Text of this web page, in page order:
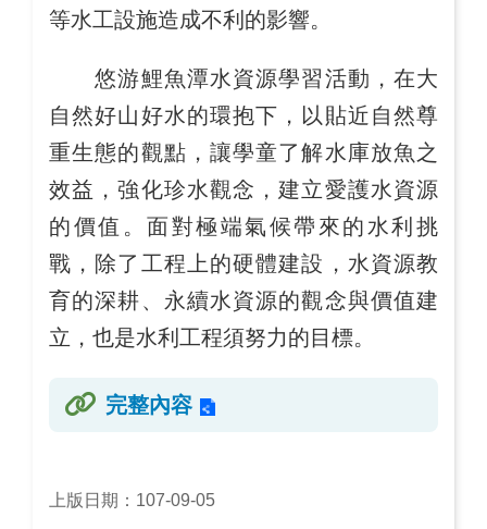
等水工設施造成不利的影響。
悠游鯉魚潭水資源學習活動，在大
自然好山好水的環抱下，以貼近自然尊
重生態的觀點，讓學童了解水庫放魚之
效益，強化珍水觀念，建立愛護水資源
的價值。面對極端氣候帶來的水利挑
戰，除了工程上的硬體建設，水資源教
育的深耕、永續水資源的觀念與價值建
立，也是水利工程須努力的目標。
完整內容
上版日期：107-09-05